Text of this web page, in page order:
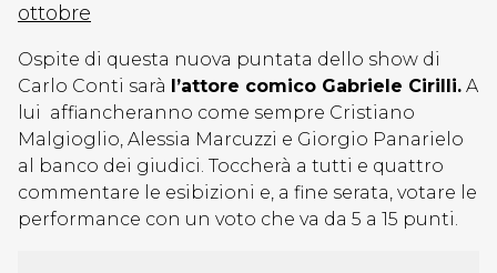
ottobre
Ospite di questa nuova puntata dello show di
Carlo Conti sarà l’attore comico Gabriele Cirilli. A
lui affiancheranno come sempre Cristiano
Malgioglio, Alessia Marcuzzi e Giorgio Panarielo
al banco dei giudici. Toccherà a tutti e quattro
commentare le esibizioni e, a fine serata, votare le
performance con un voto che va da 5 a 15 punti.